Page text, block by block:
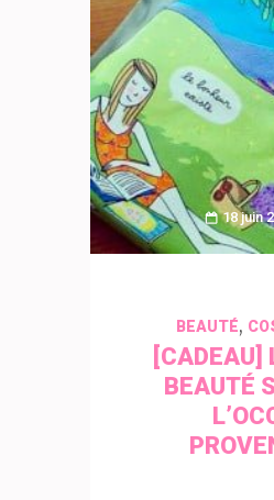
18 juin
BEAUTÉ,
[CADEAU]
BEAUTÉ